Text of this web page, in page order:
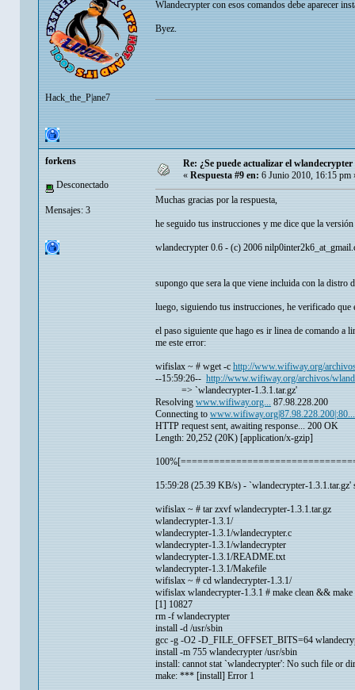
Hack_the_P|ane7
Wlandecrypter con esos comandos debe aparecer
Byez.
forkens
Desconectado
Mensajes: 3
Re: ¿Se puede actualizar el
« Respuesta #9 en: 6 Junio 2010, 16:15 pm
Muchas gracias por la respuesta,
he seguido tus instrucciones y me dice que la versión
wlandecrypter 0.6 - (c) 2006
supongo que sera la que viene incluida con la distro
luego, siguiendo tus instrucciones, he verificado que
el paso siguiente que hago es ir linea de comando
me este error:
wifislax ~ # wget -c http://www.wifiway.org/
--15:59:26-- http://www.wifiway.org/archivos/
=> `wlandecrypter-1.3.1.tar.gz'
Resolving www.wifiway.org... 87.98.228.200
Connecting to www.wifiway.org|87.98.228.200|:80...
HTTP request sent, awaiting response... 200 OK
Length: 20,252 (20K) [application/x-gzip]
15:59:28 (25.39 KB/s) - `wlandecrypter-1.3.1.tar.gz'
wifislax ~ # tar zxvf wlandecrypter-1.3.1.tar.gz
wlandecrypter-1.3.1/
wlandecrypter-1.3.1/wlandecrypter.c
wlandecrypter-1.3.1/wlandecrypter
wlandecrypter-1.3.1/README.txt
wlandecrypter-1.3.1/Makefile
wifislax ~ # cd wlandecrypter-1.3.1/
wifislax wlandecrypter-1.3.1 # make clean &&
[1] 10827
rm -f wlandecrypter
install -d /usr/sbin
gcc -g -O2 -D_FILE_OFFSET_BITS=64
install -m 755 wlandecrypter /usr/sbin
install: cannot stat `wlandecrypter': No such file or
make: *** [install] Error 1